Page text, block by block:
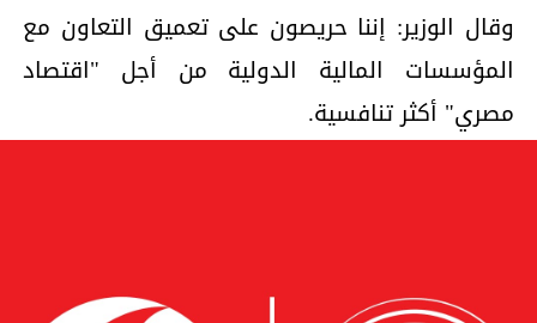
وقال الوزير: إننا حريصون على تعميق التعاون مع
المؤسسات المالية الدولية من أجل "اقتصاد
مصري" أكثر تنافسية.